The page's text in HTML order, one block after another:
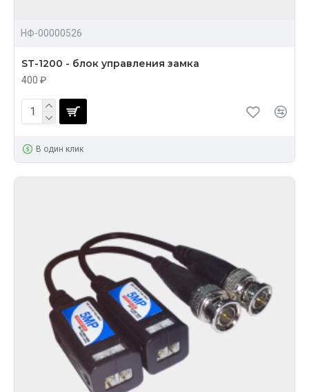
НФ-00000526
ST-1200 - блок управления замка
400 ₽
В один клик